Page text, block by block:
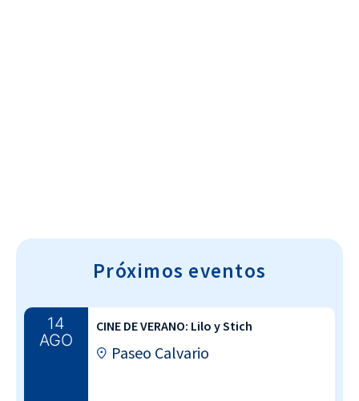
Próximos eventos
14
AGO
CINE DE VERANO: Lilo y Stich
Paseo Calvario